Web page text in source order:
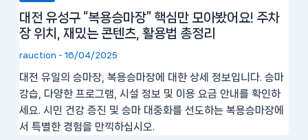
대전 유성구 “복용승마장” 핵심만 모아봤어요! 주차
장 위치, 재밌는 콘텐츠, 활용법 총정리
rauction - 16/04/2025
대전 유일의 승마장, 복용승마장에 대한 상세 정보입니다. 승마
강습, 다양한 프로그램, 시설 정보 및 이용 요금 안내를 확인하
세요. 시민 건강 증진 및 승마 대중화를 선도하는 복용승마장에
서 특별한 경험을 만끽하십시오.